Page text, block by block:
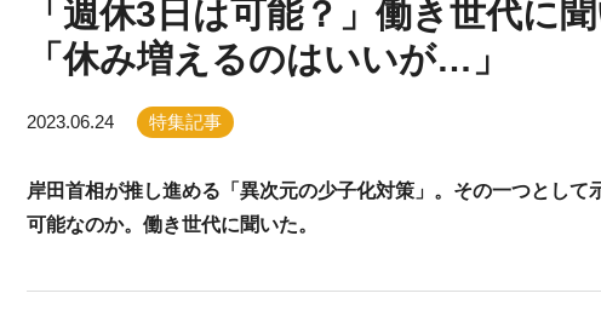
「週休3日は可能？」働き世代に
「休み増えるのはいいが…」
2023.06.24 特集記事
岸田首相が推し進める「異次元の少子化対策」。その一つとし
可能なのか。働き世代に聞いた。